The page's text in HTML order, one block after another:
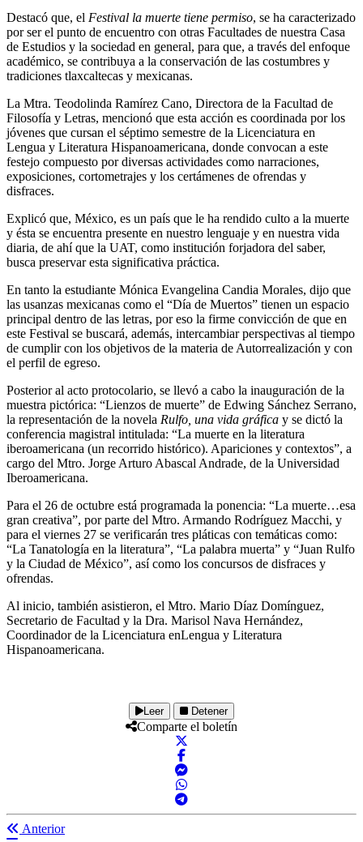
Destacó que, el Festival la muerte tiene permiso, se ha caracterizado
por ser el punto de encuentro con otras Facultades de nuestra Casa
de Estudios y la sociedad en general, para que, a través del enfoque
académico, se contribuya a la conservación de las costumbres y
tradiciones tlaxcaltecas y mexicanas.
La Mtra. Teodolinda Ramírez Cano, Directora de la Facultad de
Filosofía y Letras, mencionó que esta acción es coordinada por los
jóvenes que cursan el séptimo semestre de la Licenciatura en
Lengua y Literatura Hispanoamericana, donde convocan a este
festejo compuesto por diversas actividades como narraciones,
exposiciones, cortometrajes y los certámenes de ofrendas y
disfraces.
Explicó que, México, es un país que le ha rendido culto a la muerte
y ésta se encuentra presente en nuestro lenguaje y en nuestra vida
diaria, de ahí que la UAT, como institución forjadora del saber,
busca preservar esta significativa práctica.
En tanto la estudiante Mónica Evangelina Candia Morales, dijo que
las usanzas mexicanas como el “Día de Muertos” tienen un espacio
principal dentro de las letras, por eso la firme convicción de que en
este Festival se buscará, además, intercambiar perspectivas al tiempo
de cumplir con los objetivos de la materia de Autorrealización y con
el perfil de egreso.
Posterior al acto protocolario, se llevó a cabo la inauguración de la
muestra pictórica: “Lienzos de muerte” de Edwing Sánchez Serrano,
la representación de la novela Rulfo, una vida gráfica y se dictó la
conferencia magistral intitulada: “La muerte en la literatura
iberoamericana (un recorrido histórico). Apariciones y contextos”, a
cargo del Mtro. Jorge Arturo Abascal Andrade, de la Universidad
Iberoamericana.
Para el 26 de octubre está programada la ponencia: “La muerte…esa
gran creativa”, por parte del Mtro. Armando Rodríguez Macchi, y
para el viernes 27 se verificarán tres pláticas con temáticas como:
“La Tanatología en la literatura”, “La palabra muerta” y “Juan Rulfo
y la Ciudad de México”, así como los concursos de disfraces y
ofrendas.
Al inicio, también asistieron, el Mtro. Mario Díaz Domínguez,
Secretario de Facultad y la Dra. Marisol Nava Hernández,
Coordinador de la Licenciatura enLengua y Literatura
Hispanoamericana.
Leer Detener
Comparte el boletín
Anterior